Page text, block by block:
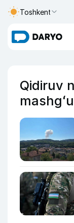
Toshkent
Qidiruv